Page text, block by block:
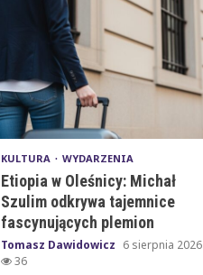
KULTURA WYDARZENIA
Etiopia w Oleśnicy: Michał
Szulim odkrywa tajemnice
fascynujących plemion
Tomasz Dawidowicz 6 sierpnia 2026
36